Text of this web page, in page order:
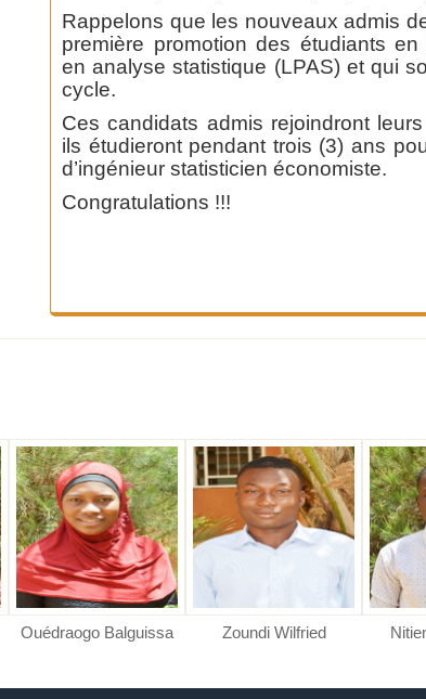
Rappelons que les nouveaux admis
première promotion des étudiants
en analyse statistique (LPAS) et qui
cycle.
Ces candidats admis rejoindront
ils étudieront pendant trois (3) ans
d’ingénieur statisticien économiste.
Congratulations !!!
Balguissa Zoundi Wilfried Nitiema Salomon